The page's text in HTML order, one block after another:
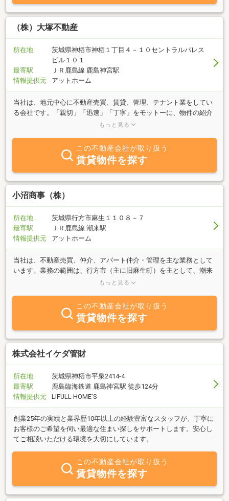
（株）大塚不動産
所在地
茨城県神栖市神栖１丁目４－１０セントラルパレス
ビル１０１
最寄駅
ＪＲ鹿島線 鹿島神宮駅
情報提供元
アットホーム
当社は、地元中心に不動産売買、賃貸、管理、テナント業をしてい
る会社です。「親切」「迅速」「丁寧」をモットーに、物件の紹介
及びお客様のトラブルに対応しております。地元で物件をお探しの
（バイク専用倉庫）、トランクボックス（貸倉庫）も賃貸していま
す。チョコット収納や趣味などに、ご利用下さい。
もっと見る
この不動産会社が取り扱う
賃貸物件を探す
小沼商事（株）
所在地
茨城県行方市麻生１１０８－７
最寄駅
ＪＲ鹿島線 潮来駅
情報提供元
アットホーム
当社は、不動産売買、仲介、アパート仲介・管理を主な業務として
います。業務の範囲は、行方市（主に旧麻生町）を主として、潮来
方面の業務にも携わっております。◆創業約30年とまだ社歴は浅い
て前進していくつもりですので、今後共よろしくお願い致しま
もっと見る
この不動産会社が取り扱う
賃貸物件を探す
株式会社イケダ管財
所在地
茨城県神栖市平泉2414-4
最寄駅
鹿島臨海鉄道 鹿島神宮駅 徒歩124分
情報提供元
LIFULL HOME'S
創業25年の実績と業界歴10年以上の経験豊富なスタッフが、丁寧に
お客様のご希望を伺い最適な住まい探しをサポートします。安心し
てご相談いただける環境を大切にしています。
この不動産会社が取り扱う
賃貸物件を探す